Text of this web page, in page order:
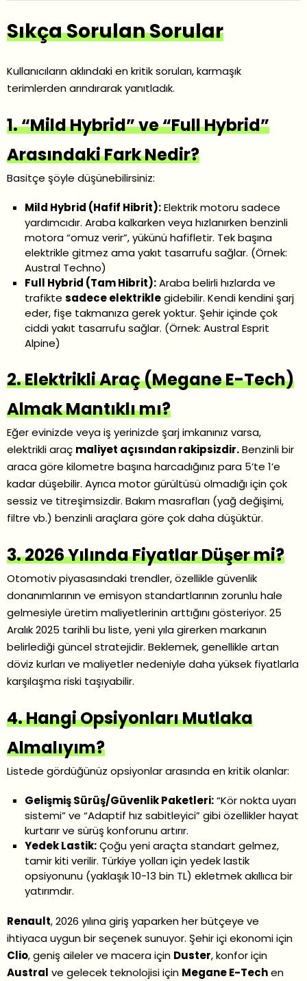
Sıkça Sorulan Sorular
Kullanıcıların aklındaki en kritik soruları, karmaşık
terimlerden arındırarak yanıtladık.
1. “Mild Hybrid” ve “Full Hybrid”
Arasındaki Fark Nedir?
Basitçe şöyle düşünebilirsiniz:
Mild Hybrid (Hafif Hibrit):Elektrik motoru sadece
yardımcıdır. Araba kalkarken veya hızlanırken benzinli
motora “omuz verir”, yükünü hafifletir. Tek başına
elektrikle gitmez ama yakıt tasarrufu sağlar. (Örnek:
Austral Techno)
Full Hybrid (Tam Hibrit):Araba belirli hızlarda ve
trafiktesadece elektriklegidebilir. Kendi kendini şarj
eder, fişe takmanıza gerek yoktur. Şehir içinde çok
ciddi yakıt tasarrufu sağlar. (Örnek: Austral Esprit
Alpine)
2. Elektrikli Araç (Megane E-Tech)
Almak Mantıklı mı?
Eğer evinizde veya iş yerinizde şarj imkanınız varsa,
elektrikli araç maliyet açısından rakipsizdir.Benzinli bir
araca göre kilometre başına harcadığınız para 5’te 1’e
kadar düşebilir. Ayrıca motor gürültüsü olmadığı için çok
sessiz ve titreşimsizdir. Bakım masrafları (yağ değişimi,
filtre vb.) benzinli araçlara göre çok daha düşüktür.
3. 2026 Yılında Fiyatlar Düşer mi?
Otomotiv piyasasındaki trendler, özellikle güvenlik
donanımlarının ve emisyon standartlarının zorunlu hale
gelmesiyle üretim maliyetlerinin arttığını gösteriyor. 25
Aralık 2025 tarihli bu liste, yeni yıla girerken markanın
belirlediği güncel stratejidir. Beklemek, genellikle artan
döviz kurları ve maliyetler nedeniyle daha yüksek fiyatlarla
karşılaşma riski taşıyabilir.
4. Hangi Opsiyonları Mutlaka
Almalıyım?
Listede gördüğünüz opsiyonlar arasında en kritik olanlar:
Gelişmiş Sürüş/Güvenlik Paketleri:“Kör nokta uyarı
sistemi” ve “Adaptif hız sabitleyici” gibi özellikler hayat
kurtarır ve sürüş konforunu artırır.
Yedek Lastik:Çoğu yeni araçta standart gelmez,
tamir kiti verilir. Türkiye yolları için yedek lastik
opsiyonunu (yaklaşık 10-13 bin TL) ekletmek akıllıca bir
yatırımdır.
Renault, 2026 yılına giriş yaparken her bütçeye ve
ihtiyaca uygun bir seçenek sunuyor. Şehir içi ekonomi için
Clio, geniş aileler ve macera için Duster, konfor için
Austral ve gelecek teknolojisi için Megane E-Techen